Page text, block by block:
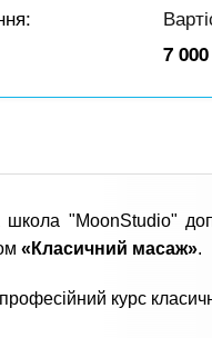
7 000
школа "MoonStudio"
«Класичний масаж».
курс